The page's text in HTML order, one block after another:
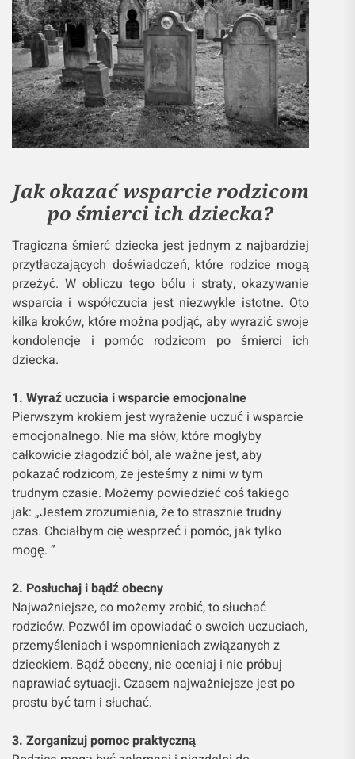
Jak okazać wsparcie rodzicom
po śmierci ich dziecka?
Tragiczna śmierć dziecka jest jednym z najbardziej
przytłaczających doświadczeń, które rodzice mogą
przeżyć. W obliczu tego bólu i straty, okazywanie
wsparcia i współczucia jest niezwykle istotne. Oto
kilka kroków, które można podjąć, aby wyrazić swoje
kondolencje i pomóc rodzicom po śmierci ich
dziecka.
1. Wyraź uczucia i wsparcie emocjonalne
Pierwszym krokiem jest wyrażenie uczuć i wsparcie
emocjonalnego. Nie ma słów, które mogłyby
całkowicie złagodzić ból, ale ważne jest, aby
pokazać rodzicom, że jesteśmy z nimi w tym
trudnym czasie. Możemy powiedzieć coś takiego
jak: „Jestem zrozumienia, że to strasznie trudny
czas. Chciałbym cię wesprzeć i pomóc, jak tylko
mogę. ”
2. Posłuchaj i bądź obecny
Najważniejsze, co możemy zrobić, to słuchać
rodziców. Pozwól im opowiadać o swoich uczuciach,
przemyśleniach i wspomnieniach związanych z
dzieckiem. Bądź obecny, nie oceniaj i nie próbuj
naprawiać sytuacji. Czasem najważniejsze jest po
prostu być tam i słuchać.
3. Zorganizuj pomoc praktyczną